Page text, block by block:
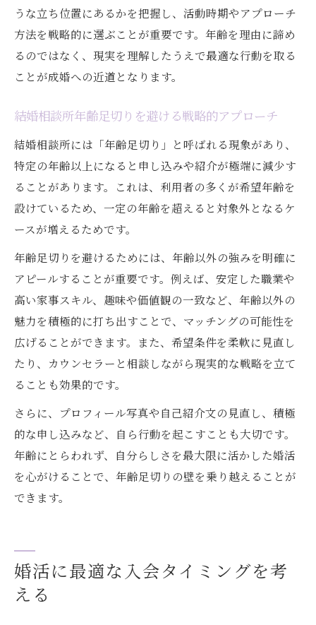
うな立ち位置にあるかを把握し、活動時期やアプローチ
方法を戦略的に選ぶことが重要です。年齢を理由に諦め
るのではなく、現実を理解したうえで最適な行動を取る
ことが成婚への近道となります。
結婚相談所年齢足切りを避ける戦略的アプローチ
結婚相談所には「年齢足切り」と呼ばれる現象があり、
特定の年齢以上になると申し込みや紹介が極端に減少す
ることがあります。これは、利用者の多くが希望年齢を
設けているため、一定の年齢を超えると対象外となるケ
ースが増えるためです。
年齢足切りを避けるためには、年齢以外の強みを明確に
アピールすることが重要です。例えば、安定した職業や
高い家事スキル、趣味や価値観の一致など、年齢以外の
魅力を積極的に打ち出すことで、マッチングの可能性を
広げることができます。また、希望条件を柔軟に見直し
たり、カウンセラーと相談しながら現実的な戦略を立て
ることも効果的です。
さらに、プロフィール写真や自己紹介文の見直し、積極
的な申し込みなど、自ら行動を起こすことも大切です。
年齢にとらわれず、自分らしさを最大限に活かした婚活
を心がけることで、年齢足切りの壁を乗り越えることが
できます。
婚活に最適な入会タイミングを考
える